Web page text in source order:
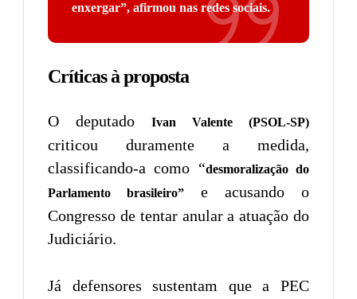
enxergar”, afirmou nas redes sociais.
Críticas à proposta
O deputado Ivan Valente (PSOL-SP)
criticou duramente a medida,
classificando-a como “desmoralização do
Parlamento brasileiro”
e acusando o
Congresso de tentar anular a atuação do
Judiciário.
Já defensores sustentam que a PEC